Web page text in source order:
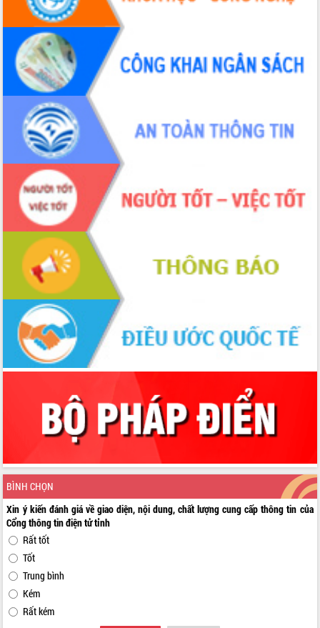
BÌNH CHỌN
Xin ý kiến đánh giá về giao diện, nội dung, chất lượng cung cấp thông tin của
Cổng thông tin điện tử tỉnh
Rất tốt
Tốt
Trung bình
Kém
Rất kém